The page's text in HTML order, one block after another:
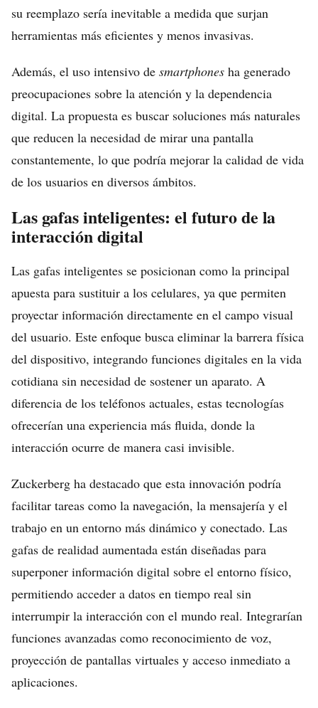
su reemplazo sería inevitable a medida que surjan
herramientas más eficientes y menos invasivas.
Además, el uso intensivo de smartphones ha generado
preocupaciones sobre la atención y la dependencia
digital. La propuesta es buscar soluciones más naturales
que reducen la necesidad de mirar una pantalla
constantemente, lo que podría mejorar la calidad de vida
de los usuarios en diversos ámbitos.
Las gafas inteligentes: el futuro de la
interacción digital
Las gafas inteligentes se posicionan como la principal
apuesta para sustituir a los celulares, ya que permiten
proyectar información directamente en el campo visual
del usuario. Este enfoque busca eliminar la barrera física
del dispositivo, integrando funciones digitales en la vida
cotidiana sin necesidad de sostener un aparato. A
diferencia de los teléfonos actuales, estas tecnologías
ofrecerían una experiencia más fluida, donde la
interacción ocurre de manera casi invisible.
Zuckerberg ha destacado que esta innovación podría
facilitar tareas como la navegación, la mensajería y el
trabajo en un entorno más dinámico y conectado. Las
gafas de realidad aumentada están diseñadas para
superponer información digital sobre el entorno físico,
permitiendo acceder a datos en tiempo real sin
interrumpir la interacción con el mundo real. Integrarían
funciones avanzadas como reconocimiento de voz,
proyección de pantallas virtuales y acceso inmediato a
aplicaciones.